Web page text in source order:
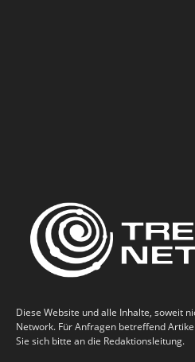
Diese Website und alle Inhalte, soweit
Network. Für Anfragen betreffend
Sie sich bitte an die Redaktionsleitung.